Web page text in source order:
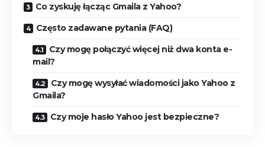
Co zyskuję łącząc Gmaila z Yahoo?
Często zadawane pytania (FAQ)
Czy mogę połączyć więcej niż dwa konta e-
mail?
Czy mogę wysyłać wiadomości jako Yahoo z
Gmaila?
Czy moje hasło Yahoo jest bezpieczne?